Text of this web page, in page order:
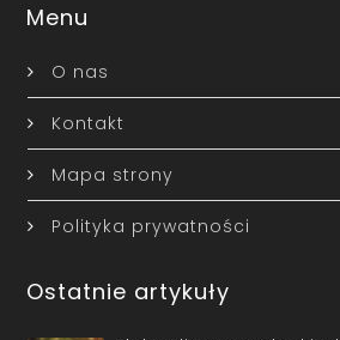
Menu
O nas
Kontakt
Mapa strony
Polityka prywatności
Ostatnie artykuły